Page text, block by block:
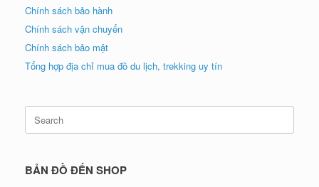
Chính sách bảo hành
Chính sách vận chuyển
Chính sách bảo mật
Tổng hợp địa chỉ mua đồ du lịch, trekking uy tín
Search
for:
BẢN ĐỒ ĐẾN SHOP